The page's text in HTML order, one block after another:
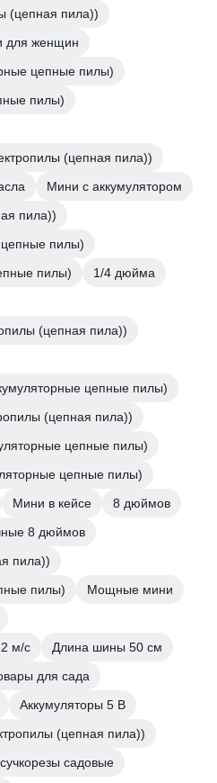
(цепная пила))
для женщин
цепные пилы)
пилы)
(цепная пила))
Мини с аккумулятором
пила))
пилы)
пилы)
1/4 дюйма
(цепная пила))
цепные пилы)
(цепная пила))
цепные пилы)
цепные пилы)
Мини в кейсе
8 дюймов
8 дюймов
пила))
пилы)
Мощные мини
м/с
Длина шины 50 см
для сада
Аккумуляторы 5 В
(цепная пила))
садовые